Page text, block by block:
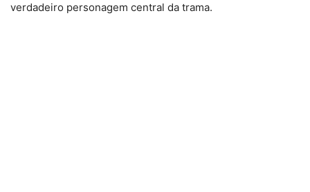
verdadeiro personagem central da trama.